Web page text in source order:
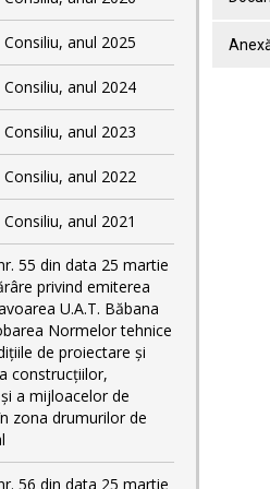
anul 2025
anul 2024
anul 2023
anul 2022
anul 2021
55 din data 25 martie
privind emiterea
U.A.T. Băbana
Normelor tehnice
de proiectare şi
construcţiilor,
a mijloacelor de
zona drumurilor de
56 din data 25 martie